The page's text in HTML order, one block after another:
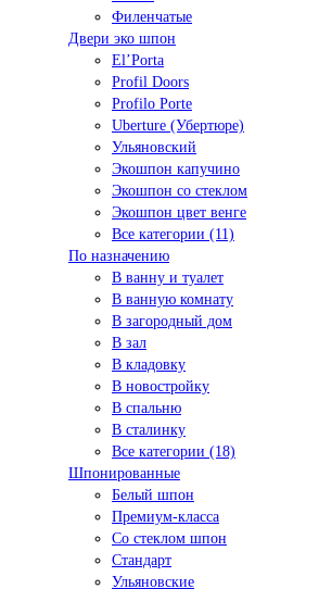
Филенчатые
Двери эко шпон
El’Porta
Profil Doors
Profilo Porte
Uberture (Убертюре)
Ульяновский
Экошпон капучино
Экошпон со стеклом
Экошпон цвет венге
Все категории (11)
По назначению
В ванну и туалет
В ванную комнату
В загородный дом
В зал
В кладовку
В новостройку
В спальню
В сталинку
Все категории (18)
Шпонированные
Белый шпон
Премиум-класса
Со стеклом шпон
Стандарт
Ульяновские